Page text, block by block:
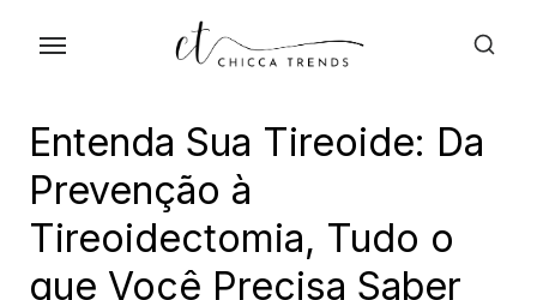
Entenda Sua Tireoide: Da
Prevenção à
Tireoidectomia, Tudo o
que Você Precisa Saber